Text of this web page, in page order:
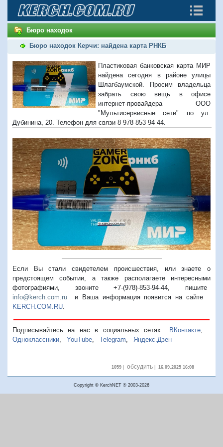
Бюро находок
Бюро находок Керчи: найдена карта РНКБ
Пластиковая банковская карта МИР
найдена сегодня в районе улицы
Шлагбаумской. Просим владельца
забрать свою вещь в офисе
интернет-провайдера ООО
"Мультисервисные сети" по ул.
Дубинина, 20. Телефон для связи 8 978 853 94 44.
Если Вы стали свидетелем происшествия, или знаете о
предстоящем событии, а также располагаете интересными
фотографиями, звоните +7-(978)-853-94-44, пишите
info@kerch.com.ru и Ваша информация появится на сайте
KERCH.COM.RU
Подписывайтесь на нас в социальных сетях ВКонтакте,
Одноклассники
YouTube Telegram Яндекс.Дзен
1059| обсудить| 16.09.2025 16:08
Copyright © KerchNET ® 2003-2026